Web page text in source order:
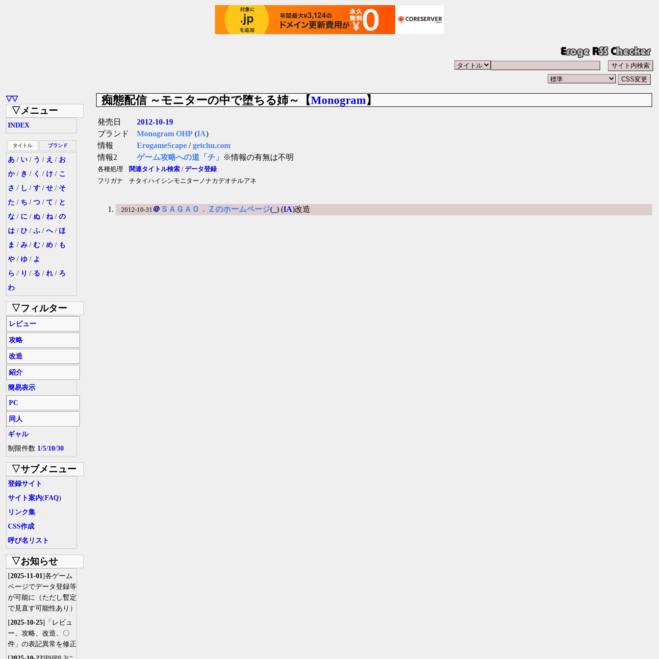
▽▽
▽メニュー
INDEX
タイトル ブランド
あ / い / う / え / お
か/ き / く / け / こ
さ / し / す / せ / そ
た / ち / つ / て / と
な / に / ぬ / ね/ の
は / ひ / ふ / へ/ ほ
ま / み / む / め / も
や / ゆ / よ
ら / り / る / れ / ろ
わ
▽フィルター
レビュー
攻略
改造
紹介
簡易表示
PC
同人
ギャル
制限件数 1/5/10/30
▽サブメニュー
登録サイト
サイト案内(FAQ)
リンク集
CSS作成
呼び名リスト
▽お知らせ
[2025-11-01]各ゲーム
ページでデータ登録等
が可能に（ただし暫定
で見直す可能性あり）
[2025-10-25]「レビュ
ー、攻略、改造、〇
件」の表記異常を修正
痴態配信 ～モニターの中で堕ちる姉～【Monogram】
発売日
2012-10-19
ブランド
Monogram OHP (IA)
情報
ErogameScape /getchu.com
情報2
ゲーム攻略への道「チ」 ※情報の有無は不明
各種処理 関連タイトル検索 / データ登録
フリガナ
チタイハイシンモニターノナカデオチルアネ
2012-10-31 ＠ ＳＡＧＡＯ．Ｚのホームページ(_ ) (IA)改造